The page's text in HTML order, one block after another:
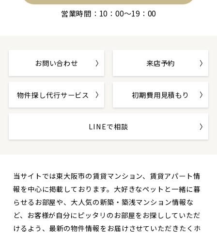
営業時間：10：00～19：00
お問い合わせ 来店予約
物件探し代行サービス 初期費用見積もり
LINEで相談
当サイトでは東大阪市の賃貸マンション、賃貸アパート情
報を中心に掲載しております。大好きなペットと一緒に暮
らせるお部屋や、大人気の新築・築浅マンション情報な
ど、お客様が自分にピッタリのお部屋をお探ししていただ
けるよう、最新の物件情報をお届けさせていただきたくホ